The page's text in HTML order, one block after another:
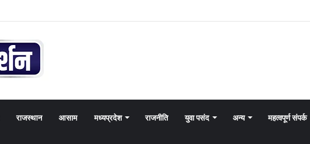
राजस्थान आसाम मध्यप्रदेश राजनीति युवा पसंद अन्य महत्वपूर्ण संपर्क